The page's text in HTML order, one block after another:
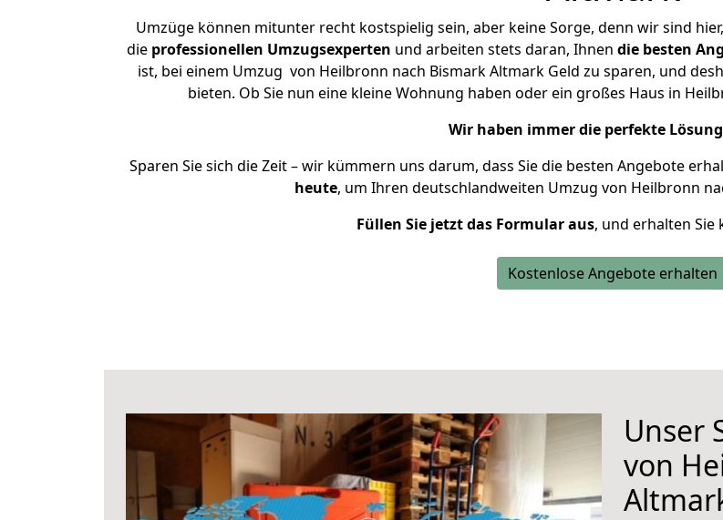
Umzüge können mitunter recht kostspielig sein, aber keine Sorge, denn wir sind
die professionellen Umzugsexperten und arbeiten stets daran, Ihnen die besten
ist, bei einem Umzug von Heilbronn nach Bismark Altmark Geld zu sparen, und
bieten. Ob Sie nun eine kleine Wohnung haben oder ein großes Haus in
Wir haben immer die perfekte
Sparen Sie sich die Zeit – wir kümmern uns darum, dass Sie die besten Angebote
heute, um Ihren deutschlandweiten Umzug von Heilbronn
Füllen Sie jetzt das Formular aus, und erhalten Sie
Kostenlose Angebote erhalten
Unser
von